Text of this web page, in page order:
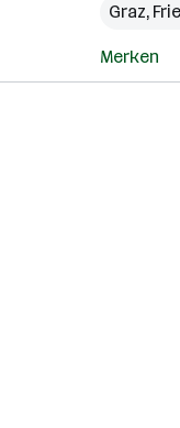
Graz,
Merken